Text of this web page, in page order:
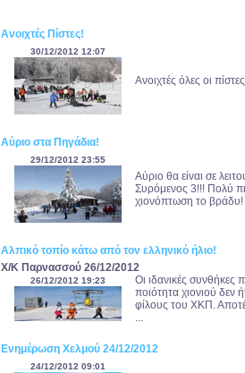
Ανοιχτές Πίστες!
30/12/2012 12:07
Ανοιχτές όλες οι
Αύριο στα Πηγάδια!
29/12/2012 23:55
Αύριο θα είναι σε
Συρόμενος 3!!! Πολύ
χιονόπτωση το βράδυ!
Αλπικό τοπίο κάτω από τον ελληνικό ήλιο!
X/K Παρνασσού 26/12/2012
26/12/2012 19:23
Οι ιδανικές συνθήκες
ποιότητα χιονιού
φίλους του ΧΚΠ.
...
Ενημέρωση Χελμού 24/12/2012
24/12/2012 09:01